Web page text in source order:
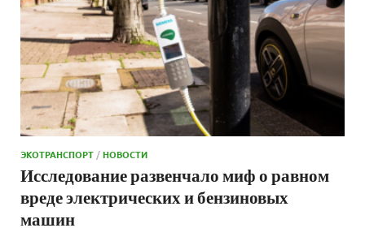
ЭКОТРАНСПОРТ/НОВОСТИ
Исследование развенчало миф о равном
вреде электрических и бензиновых
машин